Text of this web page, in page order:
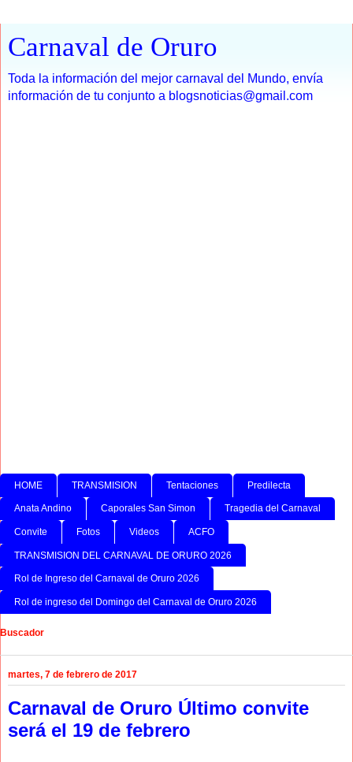
Carnaval de Oruro
Toda la información del mejor carnaval del Mundo, envía
información de tu conjunto a blogsnoticias@gmail.com
HOME TRANSMISION Tentaciones Predilecta
Anata Andino Caporales San Simon Tragedia del Carnaval
Convite Fotos Videos ACFO
TRANSMISION DEL CARNAVAL DE ORURO 2026
Rol de Ingreso del Carnaval de Oruro 2026
Rol de ingreso del Domingo del Carnaval de Oruro 2026
Buscador
martes, 7 de febrero de 2017
Carnaval de Oruro Último convite
será el 19 de febrero